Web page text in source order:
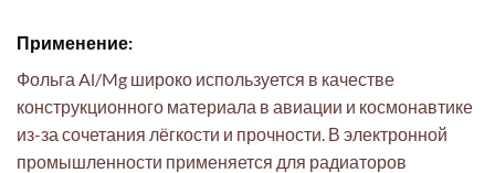
Применение:
Фольга Al/Mg широко используется в качестве
конструкционного материала в авиации и космонавтике
из-за сочетания лёгкости и прочности. В электронной
промышленности применяется для радиаторов